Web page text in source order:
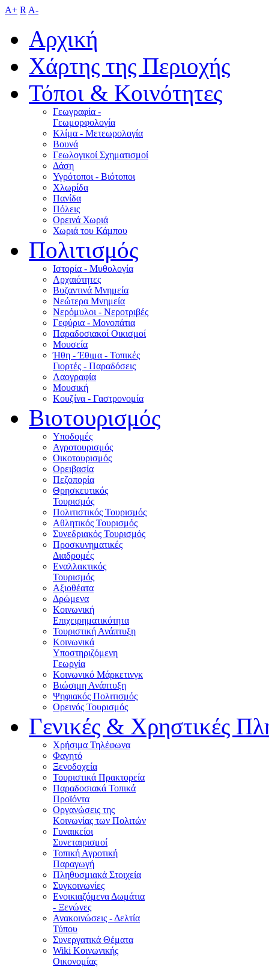
A+ R A-
Αρχική
Χάρτης της Περιοχής
Τόποι & Κοινότητες
Γεωγραφία -
Γεωμορφολογία
Κλίμα - Mετεωρολογία
Βουνά
Γεωλογικοί Σχηματισμοί
Δάση
Υγρότοποι - Βιότοποι
Χλωρίδα
Πανίδα
Πόλεις
Ορεινά Χωριά
Χωριά του Κάμπου
Πολιτισμός
Ιστορία - Μυθολογία
Αρχαιότητες
Βυζαντινά Μνημεία
Νεώτερα Μνημεία
Νερόμυλοι - Nεροτριβές
Γεφύρια - Μονοπάτια
Παραδοσιακοί Οικισμοί
Μουσεία
Ήθη - Έθιμα - Τοπικές
Γιορτές - Παραδόσεις
Λαογραφία
Μουσική
Κουζίνα - Γαστρονομία
Βιοτουρισμός
Υποδομές
Αγροτουρισμός
Οικοτουρισμός
Ορειβασία
Πεζοπορία
Θρησκευτικός
Τουρισμός
Πολιτιστικός Τουρισμός
Αθλητικός Τουρισμός
Συνεδριακός Τουρισμός
Προσκυνηματικές
Διαδρομές
Εναλλακτικός
Τουρισμός
Αξιοθέατα
Δρώμενα
Κοινωνική
Επιχειρηματικότητα
Τουριστική Ανάπτυξη
Κοινωνικά
Υποστηριζόμενη
Γεωργία
Κοινωνικό Μάρκετινγκ
Βιώσιμη Ανάπτυξη
Ψηφιακός Πολιτισμός
Ορεινός Τουρισμός
Γενικές & Χρηστικές
Χρήσιμα Τηλέφωνα
Φαγητό
Ξενοδοχεία
Τουριστικά Πρακτορεία
Παραδοσιακά Τοπικά
Προϊόντα
Οργανώσεις της
Κοινωνίας των Πολιτών
Γυναικείοι
Συνεταιρισμοί
Τοπική Αγροτική
Παραγωγή
Πληθυσμιακά Στοιχεία
Συγκοινωνίες
Ενοικιαζόμενα Δωμάτια
- Ξενώνες
Ανακοινώσεις - Δελτία
Τύπου
Συνεργατικά Θέματα
Wiki Κοινωνικής
Οικονομίας